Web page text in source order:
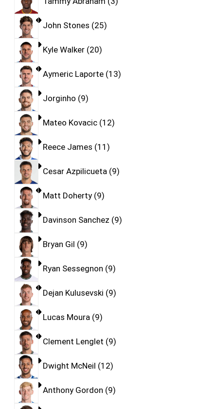
John Stones 25
Kyle Walker 20
Aymeric Laporte 13
Jorginho 9
Mateo Kovacic 12
Reece James 11
Cesar Azpilicueta 9
Matt Doherty 9
Davinson Sanchez 9
Bryan Gil 9
Ryan Sessegnon 9
Dejan Kulusevski 9
Lucas Moura 9
Clement Lenglet 9
Dwight McNeil 12
Anthony Gordon 9